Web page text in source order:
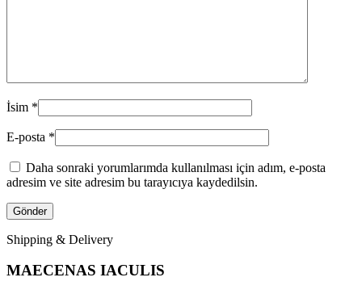
İsim *
E-posta *
Daha sonraki yorumlarımda kullanılması için adım, e-posta
adresim ve site adresim bu tarayıcıya kaydedilsin.
Shipping & Delivery
MAECENAS IACULIS